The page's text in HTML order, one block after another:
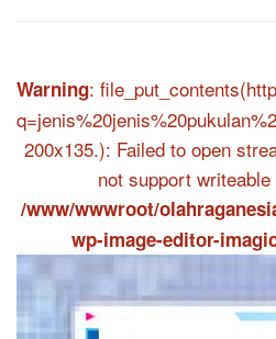
Warning:
200x135.): Failed to open
not support
/www/wwwroot/
wp-image-editor-